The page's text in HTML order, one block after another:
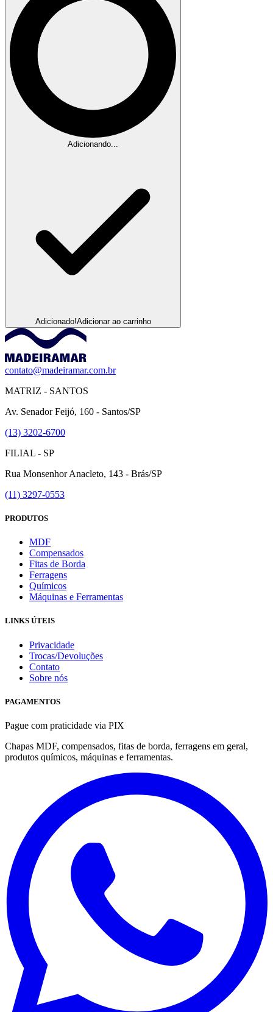
Adicionando...
Adicionado!Adicionar ao carrinho
contato@madeiramar.com.br
MATRIZ - SANTOS
Av. Senador Feijó, 160 - Santos/SP
(13) 3202-6700
FILIAL - SP
Rua Monsenhor Anacleto, 143 - Brás/SP
(11) 3297-0553
PRODUTOS
MDF
Compensados
Fitas de Borda
Ferragens
Químicos
Máquinas e Ferramentas
LINKS ÚTEIS
Privacidade
Trocas/Devoluções
Contato
Sobre nós
PAGAMENTOS
Pague com praticidade via PIX
Chapas MDF, compensados, fitas de borda, ferragens em geral,
produtos químicos, máquinas e ferramentas.